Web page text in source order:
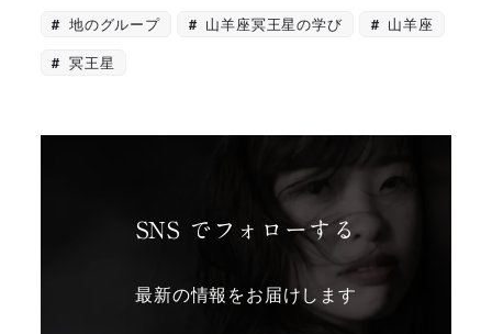
地のグループ 山羊座冥王星の学び
山羊座
冥王星
SNS でフォローする
最新の情報をお届けします